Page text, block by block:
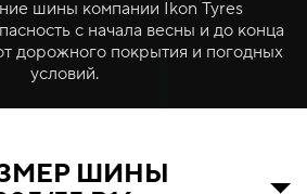
шины компании Ikon Tyres
с начала весны и до конца
дорожного покрытия и погодных
условий.
ШИНЫ